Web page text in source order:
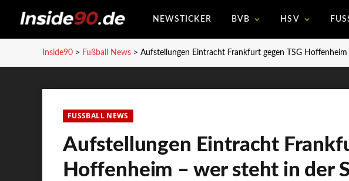
NEWSTICKER BVB HSV
Inside90 > Fußball News > Aufstellungen Eintracht Frankfurt gegen TSG
FUSSBALL NEWS
Aufstellungen Eintracht
Hoffenheim – wer steht in der